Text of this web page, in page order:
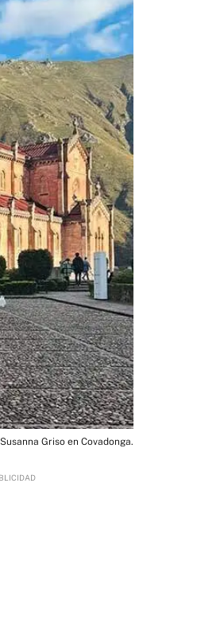
Susanna Griso en Covadonga.